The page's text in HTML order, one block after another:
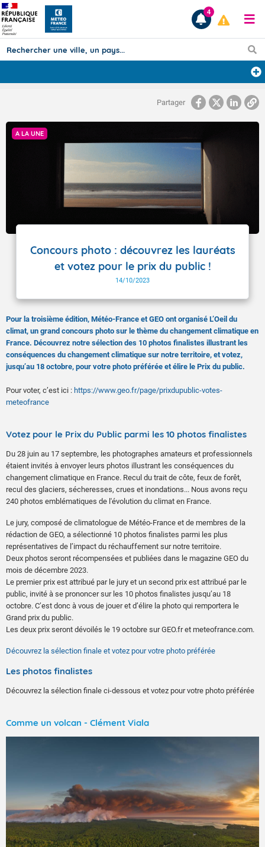
Prévisions
TOUS LES RÉSULTATS
Articles
4
Partager
A LA UNE
Concours photo : découvrez les lauréats
et votez pour le prix du public !
14/10/2023
Pour la troisième édition, Météo-France et GEO ont organisé L’Oeil du
climat, un grand concours photo sur le thème du changement climatique en
France. Découvrez notre sélection des 10 photos finalistes illustrant les
conséquences du changement climatique sur notre territoire, et votez,
jusqu’au 18 octobre, pour votre photo préférée et élire le Prix du public.
Pour voter, c’est ici : https://www.geo.fr/page/prixdupublic-votes-
meteofrance
Votez pour le Prix du Public parmi les 10 photos finalistes
Du 28 juin au 17 septembre, les photographes amateurs et professionnels
étaient invités à envoyer leurs photos illustrant les conséquences du
changement climatique en France. Recul du trait de côte, feux de forêt,
recul des glaciers, sécheresses, crues et inondations... Nous avons reçu
240 photos emblématiques de l'évolution du climat en France.
Le jury, composé de climatologue de Météo-France et de membres de la
rédaction de GEO, a sélectionné 10 photos finalistes parmi les plus
représentatives de l’impact du réchauffement sur notre territoire.
Deux photos seront récompensées et publiées dans le magazine GEO du
mois de décembre 2023.
Le premier prix est attribué par le jury et un second prix est attribué par le
public, invité à se prononcer sur les 10 photos finalistes jusqu’au 18
octobre. C’est donc à vous de jouer et d’élire la photo qui remportera le
Grand prix du public.
Les deux prix seront dévoilés le 19 octobre sur GEO.fr et meteofrance.com.
Découvrez la sélection finale et votez pour votre photo préférée
Les photos finalistes
Découvrez la sélection finale ci-dessous et votez pour votre photo préférée
Comme un volcan - Clément Viala